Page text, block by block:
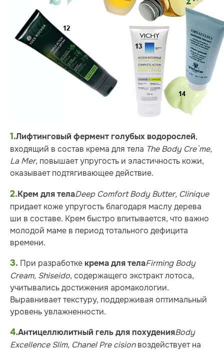
1.Лифтинговый фермент голубых водорослей,
входящий в состав крема для тела The Body Cre`me,
La Mer, повышает упругость и эластичность кожи,
оказывает подтягивающее действие.
2.Крем для телаDeep Comfort Body Butter, Clinique
придает коже упругость благодаря маслу дерева
ши в составе. Крем быстро впитывается, что важно
молодой маме в период тотального дефицита
времени.
3. При разработке крема для телаFirming Body
Cream, Shiseido, содержащего экстракт лотоса,
учитывались достижения аромакологии.
Выравнивает текстуру, поддерживая оптимальный
уровень увлажненности.
4.Антицеллюлитный гель для похуденияBody
Excellence Slim, Chanel Pre cisionвоздействует на